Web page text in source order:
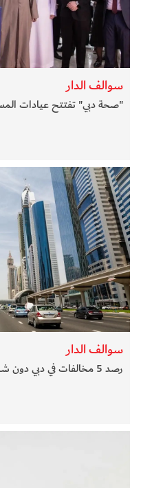
سوالف الدار
"صحة دبي" تفتتح عيادات
سوالف الدار
رصد 5 مخالفات في دبي دون شرطي مرور